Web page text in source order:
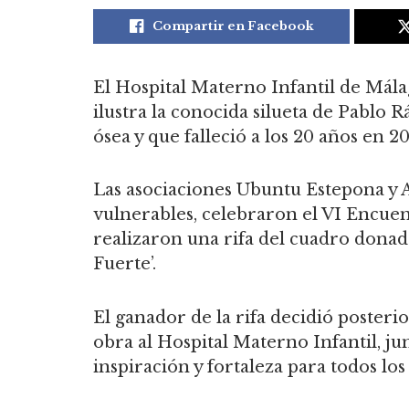
Compartir en Facebook
El Hospital Materno Infantil de
ilustra la conocida silueta de Pablo
ósea y que falleció a los 20 años en
Las asociaciones Ubuntu Estepona
vulnerables, celebraron el VI
realizaron una rifa del cuadro
Fuerte’.
El ganador de la rifa decidió
obra al Hospital Materno Infantil,
inspiración y fortaleza para todos los